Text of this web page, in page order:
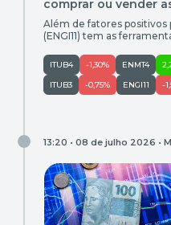
comprar ou vender
Além de fatores positivos
(ENGI11) tem as
ITUB4 -1,30% ENMT4
ITUB3
-0,75% ENGI11 -
13:20 • 08 de julho 2026 •